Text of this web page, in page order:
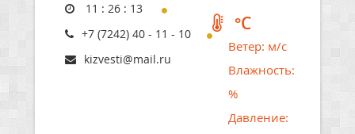
11 : 26 : 14
+7 (7242) 40 - 11 - 10
kizvesti@mail.ru
°C
Ветер: м/с
Влажность:
%
Давление: